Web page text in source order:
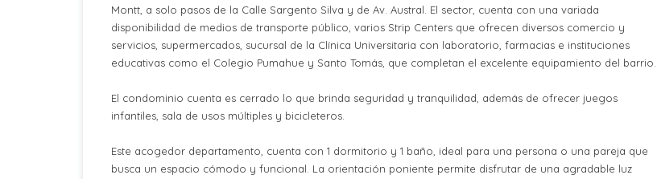
Montt, a solo pasos de la Calle Sargento Silva y de Av. Austral. El sector, cuenta con una variada
disponibilidad de medios de transporte público, varios Strip Centers que ofrecen diversos comercio y
servicios, supermercados, sucursal de la Clínica Universitaria con laboratorio, farmacias e instituciones
educativas como el Colegio Pumahue y Santo Tomás, que completan el excelente equipamiento del barrio.
El condominio cuenta es cerrado lo que brinda seguridad y tranquilidad, además de ofrecer juegos
infantiles, sala de usos múltiples y bicicleteros.
Este acogedor departamento, cuenta con 1 dormitorio y 1 baño, ideal para una persona o una pareja que
busca un espacio cómodo y funcional. La orientación poniente permite disfrutar de una agradable luz